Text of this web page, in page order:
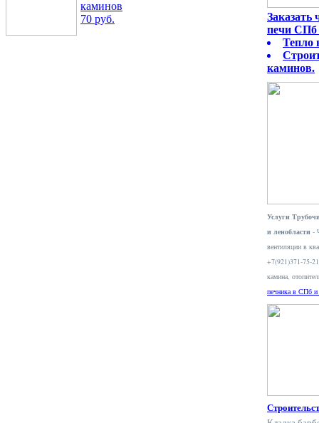
каминов
70 руб.
Заказать
печи СПб
Тепло
каминов.
Услуги
и ленобласти -
вентиляции в
+7(921)371-75-
камина,
печника в СПб и